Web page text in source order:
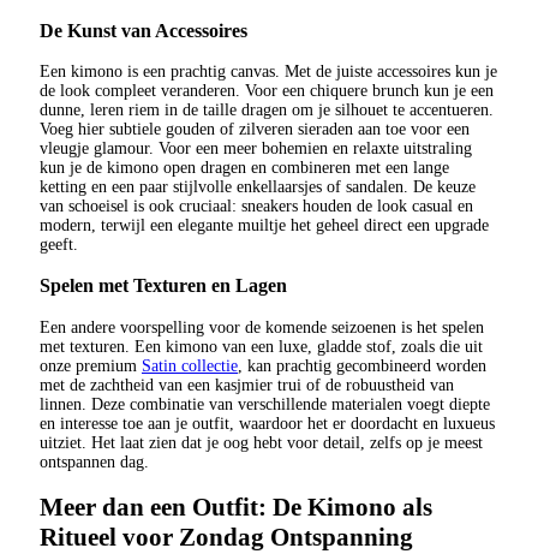
De Kunst van Accessoires
Een kimono is een prachtig canvas. Met de juiste accessoires kun je
de look compleet veranderen. Voor een chiquere brunch kun je een
dunne, leren riem in de taille dragen om je silhouet te accentueren.
Voeg hier subtiele gouden of zilveren sieraden aan toe voor een
vleugje glamour. Voor een meer bohemien en relaxte uitstraling
kun je de kimono open dragen en combineren met een lange
ketting en een paar stijlvolle enkellaarsjes of sandalen. De keuze
van schoeisel is ook cruciaal: sneakers houden de look casual en
modern, terwijl een elegante muiltje het geheel direct een upgrade
geeft.
Spelen met Texturen en Lagen
Een andere voorspelling voor de komende seizoenen is het spelen
met texturen. Een kimono van een luxe, gladde stof, zoals die uit
onze premium Satin collectie , kan prachtig gecombineerd worden
met de zachtheid van een kasjmier trui of de robuustheid van
linnen. Deze combinatie van verschillende materialen voegt diepte
en interesse toe aan je outfit, waardoor het er doordacht en luxueus
uitziet. Het laat zien dat je oog hebt voor detail, zelfs op je meest
ontspannen dag.
Meer dan een Outfit: De Kimono als
Ritueel voor Zondag Ontspanning